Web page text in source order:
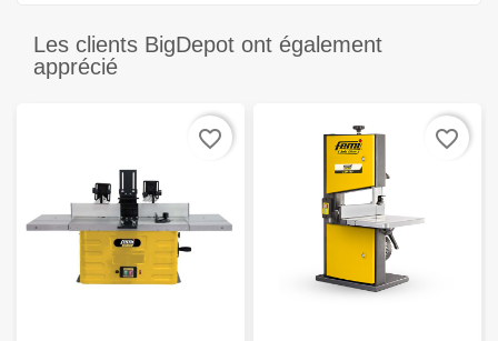
Les clients BigDepot ont également
apprécié
favorite_border favorite_border